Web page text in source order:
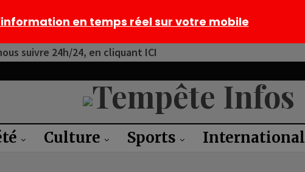
suivre 24h/24, en cliquant ICI
Culture Sports International
en temps réel sur votre mobile